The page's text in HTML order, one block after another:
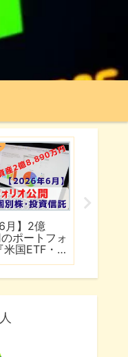
月】2億
ポートフォ
米国ETF・個